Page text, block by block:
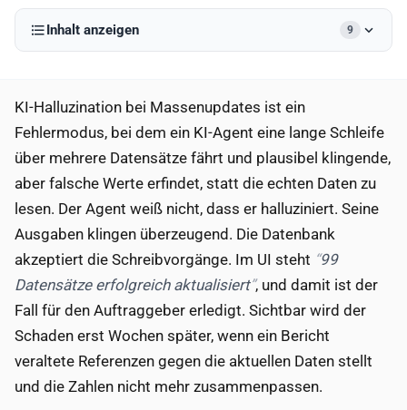
Inhalt anzeigen 9
KI-Halluzination bei Massenupdates ist ein
Fehlermodus, bei dem ein KI-Agent eine lange Schleife
über mehrere Datensätze fährt und plausibel klingende,
aber falsche Werte erfindet, statt die echten Daten zu
lesen. Der Agent weiß nicht, dass er halluziniert. Seine
Ausgaben klingen überzeugend. Die Datenbank
akzeptiert die Schreibvorgänge. Im UI steht 99
Datensätze erfolgreich aktualisiert , und damit ist der
Fall für den Auftraggeber erledigt. Sichtbar wird der
Schaden erst Wochen später, wenn ein Bericht
veraltete Referenzen gegen die aktuellen Daten stellt
und die Zahlen nicht mehr zusammenpassen.